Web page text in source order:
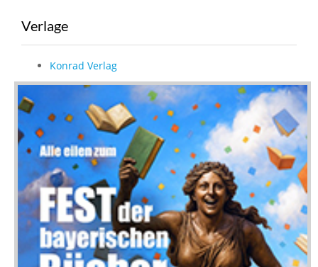
Verlage
Konrad Verlag